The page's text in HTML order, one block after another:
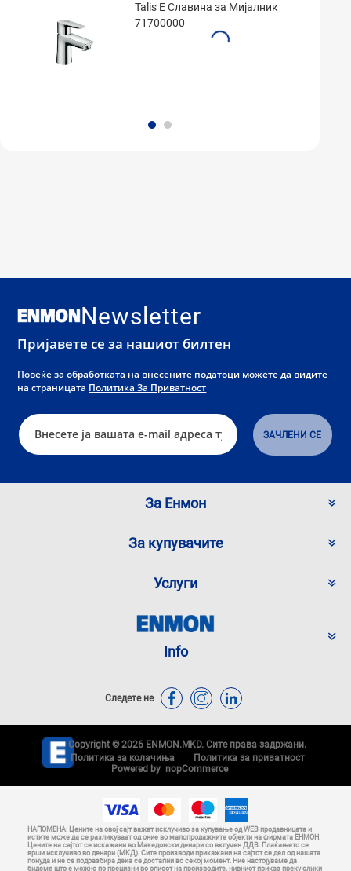
Talis E Славина за Мијалник
71700000
Newsletter
Пријавете се за нашиот билтен
Повеќе за обработката на внесените податоци можете да видите
на страницата Политика За Приватност
За Енмон
За купувачите
Услуги
Info
Следете не
Copyright © 2026 ENMON.MKD. Сите права задржани.
Политика за колачиња
Политика за приватност
Powered by nopCommerce
НАПОМЕНА: Цените на овој сајт важат исклучиво за купување од WEB продавницата и
истите може да се разликуваат од оние во малопродажните објекти на фирмата ЕНМОН.
Цените на сајтот се искажани во Македонски денари со вклучен ДДВ. Плаќањето се
врши исклучиво во денари (МКД). Сите производи прикажани на сајтот се дел од нашата
понуда и не се подразбира дека се достапни во секој момент. Ние настојуваме да
бидеме што е можно по прецизни во описот на производите, нивниот приказ преку слики